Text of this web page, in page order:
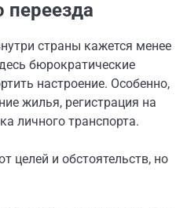
переезда
страны кажется менее
бюрократические
настроение. Особенно,
жилья, регистрация на
личного транспорта.
целей и обстоятельств, но